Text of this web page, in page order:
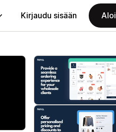
Kirjaudu sisään